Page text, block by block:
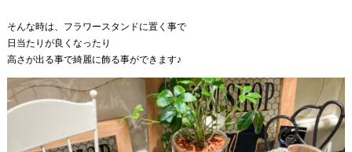
そんな時は、フラワースタンドに置く事で
日当たりが良くなったり
高さが出る事で綺麗に飾る事ができます♪